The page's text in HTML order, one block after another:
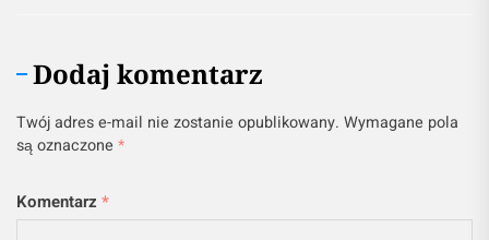
Dodaj komentarz
Twój adres e-mail nie zostanie opublikowany. Wymagane pola
są oznaczone *
Komentarz *